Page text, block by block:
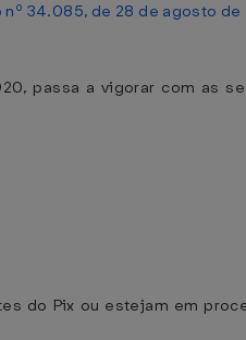
nº 34.085, de 28 de agosto de
passa a vigorar com as
do Pix ou estejam em